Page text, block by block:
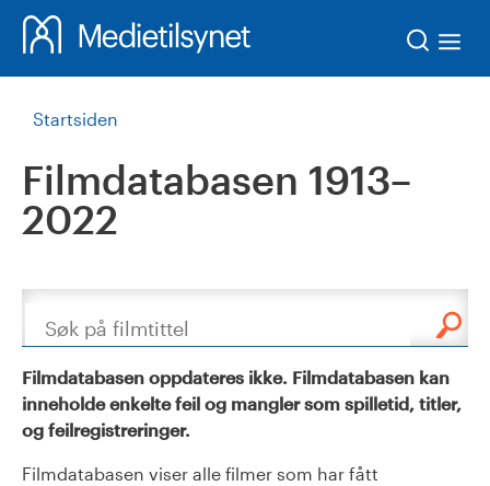
Startsiden
Filmdatabasen 1913–
2022
Søk
Filmdatabasen oppdateres ikke. Filmdatabasen kan
inneholde enkelte feil og mangler som spilletid, titler,
og feilregistreringer.
Filmdatabasen viser alle filmer som har fått